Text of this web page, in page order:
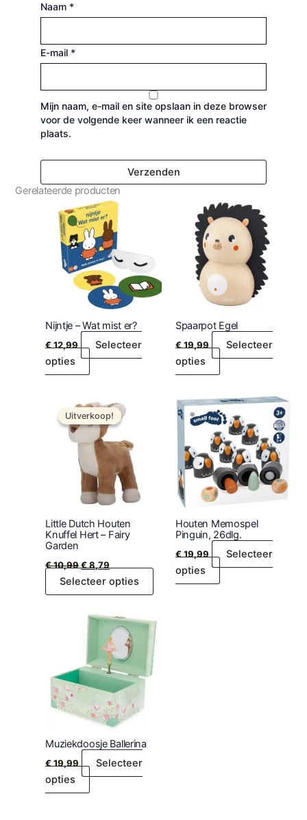
Naam *
E-mail *
Mijn naam, e-mail en site opslaan in deze browser
voor de volgende keer wanneer ik een reactie
plaats.
Gerelateerde producten
Nijntje – Wat mist er?
€12,99
Selecteer
opties
Spaarpot Egel
€19,99
Selecteer
opties
Uitverkoop!
Uitverkoop!
Little Dutch Houten
Knuffel Hert – Fairy
Garden
€10,99
prijs
was:
€ 10,99.
€8,79
prijs
is:
Selecteer opties
Houten Memospel
Pinguin, 26dlg.
€19,99
Selecteer
opties
Muziekdoosje Ballerina
€19,99
Selecteer
opties